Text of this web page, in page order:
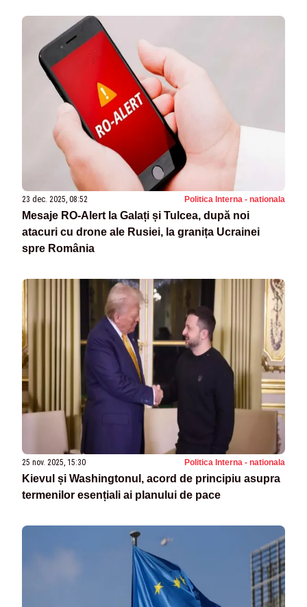
23 dec. 2025, 08:52 Politica Interna - nationala
Mesaje RO-Alert la Galați și Tulcea, după noi
atacuri cu drone ale Rusiei, la granița Ucrainei
spre România
25 nov. 2025, 15:30 Politica Interna - nationala
Kievul și Washingtonul, acord de principiu asupra
termenilor esențiali ai planului de pace